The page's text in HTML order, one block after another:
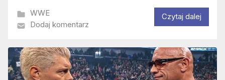
WWE
Dodaj komentarz
Czytaj dalej